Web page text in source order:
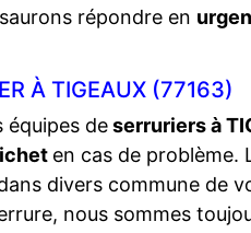
répondre en
À TIGEAUX (77163)
équipes deserruriers à
en cas de problème.
divers commune de
nous sommes